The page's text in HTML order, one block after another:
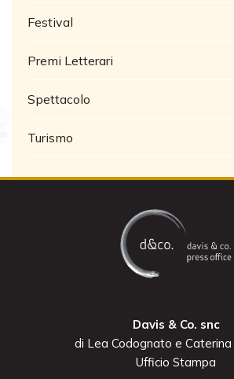
Festival
Premi Letterari
Spettacolo
Turismo
Davis & Co. snc
di Lea Codognato e
Ufficio Stampa